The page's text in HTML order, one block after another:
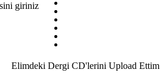
giriniz
Elimdeki Dergi CD'lerini Upload Ettim